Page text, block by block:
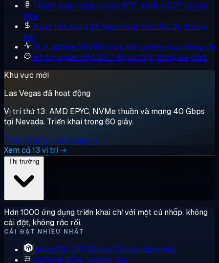
Thanh toán bằng crypto BTC, XMR, USDT và hơn
nữa
Hoàn tiền trong 14 ngày Hoàn tiền đầy đủ, không
hỏi
SLA uptime 99,95% Cam kết uptime của chúng tôi
Hỗ trợ người thật 24/7 Kỹ sư thật, trong vài phút
Khu vực mới
Las Vegas đã hoạt động
Vị trí thứ 13: AMD EPYC, NVMe thuần và mạng 40 Gbps
tại Nevada. Triển khai trong 60 giây.
Triển khai tại Las Vegas →
Xem cả 13 vị trí →
Hơn 1000 ứng dụng triển khai chỉ với một cú nhấp, không
cài đặt, không rắc rối.
CÀI ĐẶT NHIỀU NHẤT
MikroTik CHR RouterOS trên đám mây
aaPanel Bảng hosting nhẹ